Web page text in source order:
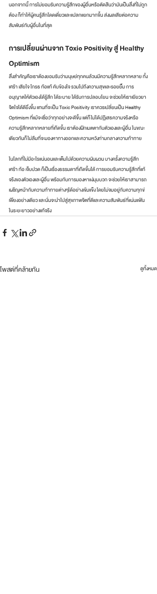
นอกจากนี้ การไม่ยอมรับความรู้สึกของผู้อื่นหรือตัดสินว่ามันเป็นสิ่งที่ไม่ถูก
ต้อง ก็ทำให้ผู้คนรู้สึกโดดเดี่ยวและแปลกแยกมากขึ้น ส่งผลเสียต่อความ
สัมพันธ์กับผู้อื่นในที่สุด
การเปลี่ยนผ่านจาก Toxic Positivity สู่ Healthy
Optimism
สิ่งสำคัญคือเราต้องยอมรับว่ามนุษย์ทุกคนล้วนมีความรู้สึกหลากหลาย ทั้ง
เศร้า เสียใจ โกรธ ท้อแท้ คับข้องใจ รวมไปถึงความสุขและรอยยิ้ม การ
อนุญาตให้ตัวเองได้รู้สึก ได้ระบาย ได้รับการปลอบโยน จะช่วยให้เราเยียวยา
จิตใจได้ดียิ่งขึ้น แทนที่จะเป็น Toxic Positivity เราควรเปลี่ยนเป็น Healthy
Optimism ที่แม้จะเชื่อว่าทุกอย่างจะดีขึ้น แต่ก็ไม่ได้ปฏิเสธความจริงหรือ
ความรู้สึกหลากหลายที่เกิดขึ้น เราต้องฝึกเมตตากับตัวเองและผู้อื่น ในขณะ
เดียวกันก็ไม่ลืมที่จะมองหาทางออกและความหวังท่ามกลางความท้าทาย
ในโลกที่ไม่มีอะไรแน่นอนและเต็มไปด้วยความผันผวน บางครั้งความรู้สึก
เศร้า ท้อ เจ็บปวด ก็เป็นเรื่องธรรมดาที่เกิดขึ้นได้ การยอมรับความรู้สึกที่แท้
จริงของตัวเองและผู้อื่น พร้อมกับการมองหาแง่มุมบวก จะช่วยให้เราสามารถ
เผชิญหน้ากับความท้าทายต่างๆได้อย่างเข้มแข็ง โดยไม่จมอยู่กับความทุกข์
เพียงอย่างเดียว และนั่นจะนำไปสู่สุขภาพจิตที่ดีและความสัมพันธ์ที่แน่นแฟ้น
ในระยะยาวอย่างแท้จริง
โพสต์ที่คล้ายกัน ดูทั้งหมด